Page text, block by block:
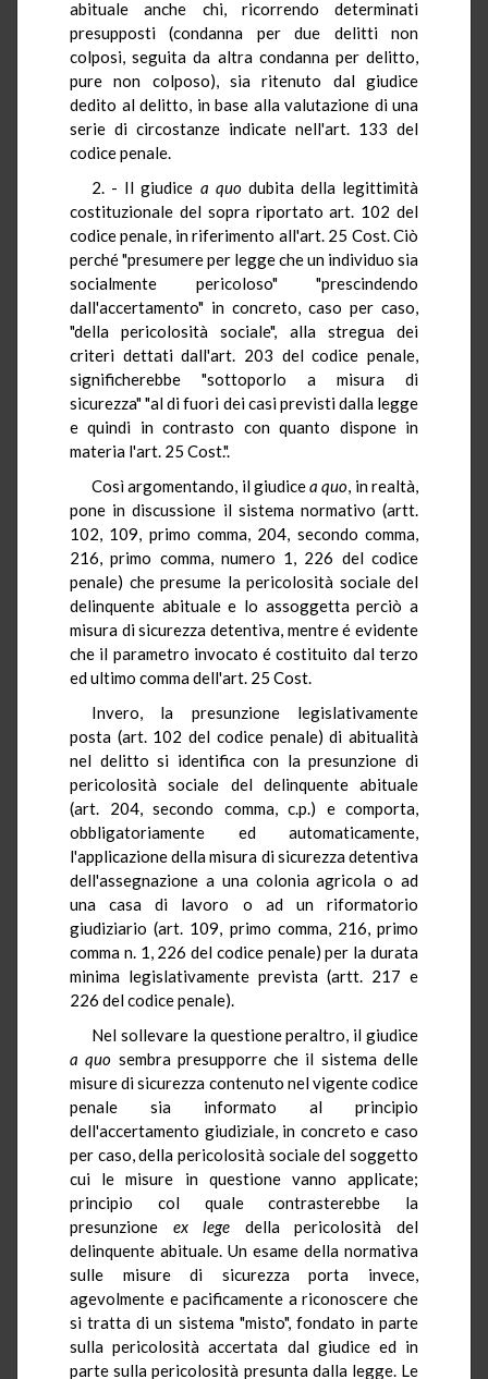
abituale anche chi, ricorrendo determinati
presupposti (condanna per due delitti non
colposi, seguita da altra condanna per delitto,
pure non colposo), sia ritenuto dal giudice
dedito al delitto, in base alla valutazione di una
serie di circostanze indicate nell'art. 133 del
codice penale.
2. - Il giudice a quodubita della legittimità
costituzionale del sopra riportato art. 102 del
codice penale, in riferimento all'art. 25 Cost. Ciò
perché "presumere per legge che un individuo sia
socialmente pericoloso" "prescindendo
dall'accertamento" in concreto, caso per caso,
"della pericolosità sociale", alla stregua dei
criteri dettati dall'art. 203 del codice penale,
significherebbe "sottoporlo a misura di
sicurezza" "al di fuori dei casi previsti dalla legge
e quindi in contrasto con quanto dispone in
materia l'art. 25 Cost.".
Così argomentando, il giudicea quo, in realtà,
pone in discussione il sistema normativo (artt.
102, 109, primo comma, 204, secondo comma,
216, primo comma, numero 1, 226 del codice
penale) che presume la pericolosità sociale del
delinquente abituale e lo assoggetta perciò a
misura di sicurezza detentiva, mentre é evidente
che il parametro invocato é costituito dal terzo
ed ultimo comma dell'art. 25 Cost.
Invero, la presunzione legislativamente
posta (art. 102 del codice penale) di abitualità
nel delitto si identifica con la presunzione di
pericolosità sociale del delinquente abituale
(art. 204, secondo comma, c.p.) e comporta,
obbligatoriamente ed automaticamente,
l'applicazione della misura di sicurezza detentiva
dell'assegnazione a una colonia agricola o ad
una casa di lavoro o ad un riformatorio
giudiziario (art. 109, primo comma, 216, primo
comma n. 1, 226 del codice penale) per la durata
minima legislativamente prevista (artt. 217 e
226 del codice penale).
Nel sollevare la questione peraltro, il giudice
a quo sembra presupporre che il sistema delle
misure di sicurezza contenuto nel vigente codice
penale sia informato al principio
dell'accertamento giudiziale, in concreto e caso
per caso, della pericolosità sociale del soggetto
cui le misure in questione vanno applicate;
principio col quale contrasterebbe la
presunzione ex lege della pericolosità del
delinquente abituale. Un esame della normativa
sulle misure di sicurezza porta invece,
agevolmente e pacificamente a riconoscere che
si tratta di un sistema "misto", fondato in parte
sulla pericolosità accertata dal giudice ed in
parte sulla pericolosità presunta dalla legge. Le